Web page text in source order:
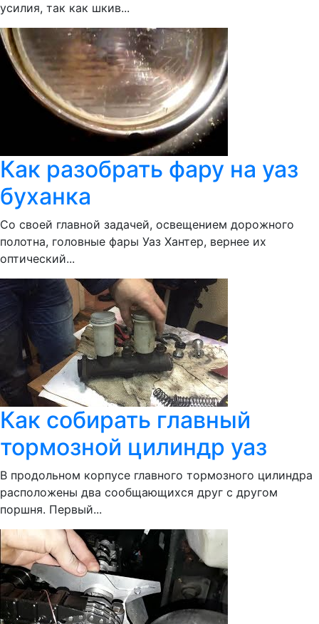
усилия, так как шкив...
Как разобрать фару на уаз
буханка
Со своей главной задачей, освещением дорожного
полотна, головные фары Уаз Хантер, вернее их
оптический...
Как собирать главный
тормозной цилиндр уаз
В продольном корпусе главного тормозного цилиндра
расположены два сообщающихся друг с другом
поршня. Первый...